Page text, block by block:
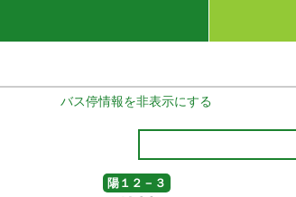
バス停情報を非表示にする
陽１２－３